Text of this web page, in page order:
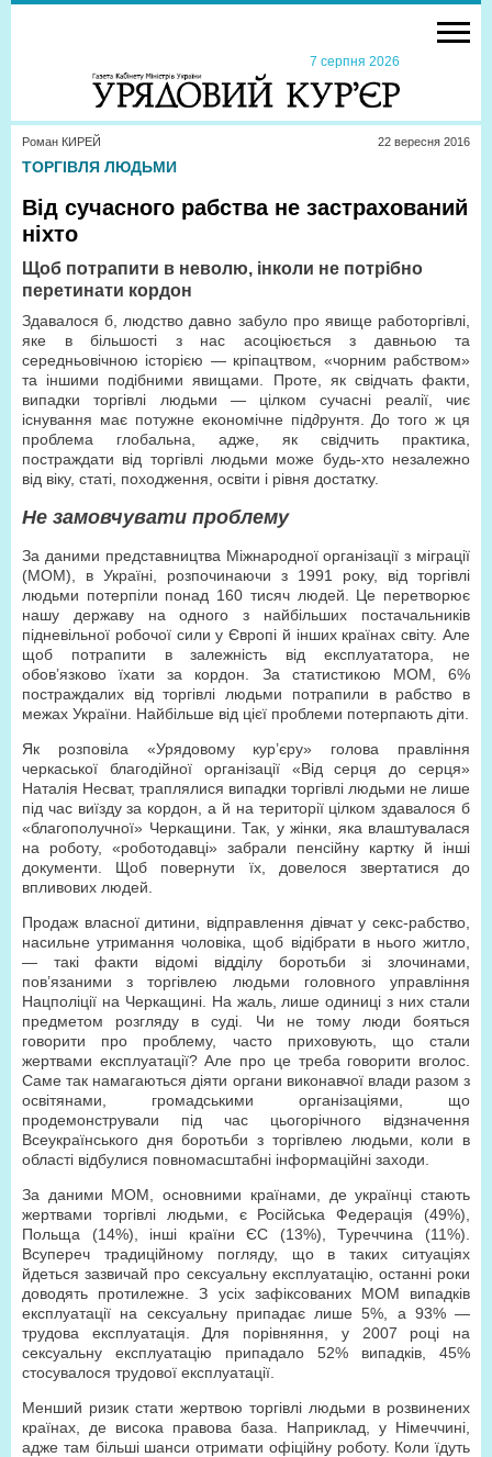
7 серпня 2026
Роман КИРЕЙ 22 вересня 2016
ТОРГІВЛЯ ЛЮДЬМИ
Від сучасного рабства не застрахований
ніхто
Щоб потрапити в неволю, інколи не потрібно
перетинати кордон
Здавалося б, людство давно забуло про явище работоргівлі,
яке в більшості з нас асоціюється з давньою та
середньовічною історією — кріпацтвом, «чорним рабством»
та іншими подібними явищами. Проте, як свідчать факти,
випадки торгівлі людьми — цілком сучасні реалії, чиє
існування має потужне економічне під∂рунтя. До того ж ця
проблема глобальна, адже, як свідчить практика,
постраждати від торгівлі людьми може будь-хто незалежно
від віку, статі, походження, освіти і рівня достатку.
Не замовчувати проблему
За даними представництва Міжнародної організації з міграції
(МОМ), в Україні, розпочинаючи з 1991 року, від торгівлі
людьми потерпіли понад 160 тисяч людей. Це перетворює
нашу державу на одного з найбільших постачальників
підневільної робочої сили у Європі й інших країнах світу. Але
щоб потрапити в залежність від експлуататора, не
обов’язково їхати за кордон. За статистикою МОМ, 6%
постраждалих від торгівлі людьми потрапили в рабство в
межах України. Найбільше від цієї проблеми потерпають діти.
Як розповіла «Урядовому кур’єру» голова правління
черкаської благодійної організації «Від серця до серця»
Наталія Несват, траплялися випадки торгівлі людьми не лише
під час виїзду за кордон, а й на території цілком здавалося б
«благополучної» Черкащини. Так, у жінки, яка влаштувалася
на роботу, «роботодавці» забрали пенсійну картку й інші
документи. Щоб повернути їх, довелося звертатися до
впливових людей.
Продаж власної дитини, відправлення дівчат у секс-рабство,
насильне утримання чоловіка, щоб відібрати в нього житло,
— такі факти відомі відділу боротьби зі злочинами,
пов’язаними з торгівлею людьми головного управління
Нацполіції на Черкащині. На жаль, лише одиниці з них стали
предметом розгляду в суді. Чи не тому люди бояться
говорити про проблему, часто приховують, що стали
жертвами експлуатації? Але про це треба говорити вголос.
Саме так намагаються діяти органи виконавчої влади разом з
освітянами, громадськими організаціями, що
продемонстрували під час цьогорічного відзначення
Всеукраїнського дня боротьби з торгівлею людьми, коли в
області відбулися повномасштабні інформаційні заходи.
За даними МОМ, основними країнами, де українці стають
жертвами торгівлі людьми, є Російська Федерація (49%),
Польща (14%), інші країни ЄС (13%), Туреччина (11%).
Всупереч традиційному погляду, що в таких ситуаціях
йдеться зазвичай про сексуальну експлуатацію, останні роки
доводять протилежне. З усіх зафіксованих МОМ випадків
експлуатації на сексуальну припадає лише 5%, а 93% —
трудова експлуатація. Для порівняння, у 2007 році на
сексуальну експлуатацію припадало 52% випадків, 45%
стосувалося трудової експлуатації.
Менший ризик стати жертвою торгівлі людьми в розвинених
країнах, де висока правова база. Наприклад, у Німеччині,
адже там більші шанси отримати офіційну роботу. Коли їдуть